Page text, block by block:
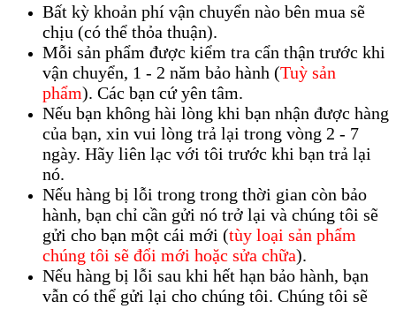
Bất kỳ khoản phí vận chuyển nào bên mua sẽ
chịu (có thể thỏa thuận).
Mỗi sản phẩm được kiểm tra cẩn thận trước khi
vận chuyển, 1 - 2 năm bảo hành (Tuỳ sản
phẩm). Các bạn cứ yên tâm.
Nếu bạn không hài lòng khi bạn nhận được hàng
của bạn, xin vui lòng trả lại trong vòng 2 - 7
ngày. Hãy liên lạc với tôi trước khi bạn trả lại
nó.
Nếu hàng bị lỗi trong trong thời gian còn bảo
hành, bạn chỉ cần gửi nó trở lại và chúng tôi sẽ
gửi cho bạn một cái mới (tùy loại sản phẩm
chúng tôi sẽ đổi mới hoặc sửa chữa).
Nếu hàng bị lỗi sau khi hết hạn bảo hành, bạn
vẫn có thể gửi lại cho chúng tôi. Chúng tôi sẽ